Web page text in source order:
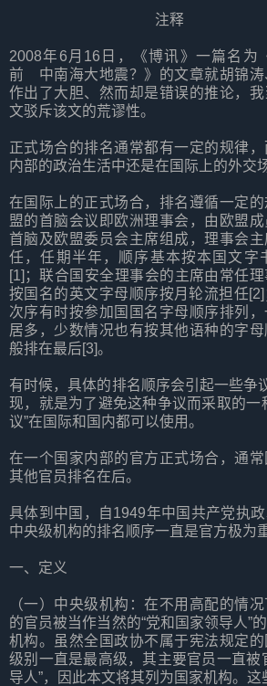
注释
2008年6月16日，《博讯》一篇名为
前 中南海大地震？》的文章就胡锦涛
作出了大胆、然而却是错误的推论，
文驳斥该文的荒谬性。
正式场合的排名通常都有一定的规律
内部的政治生活中还是在国际上的外交
在国际上的正式场合，排名遵循一定
盟的首脑会议即欧洲理事会，由欧盟
首脑及欧盟委员会主席组成，理事会
任，任期半年，顺序基本按本国文字
[1]；联合国安全理事会的主席由常任
按国名的英文字母顺序按月轮流担任
次序有时按参加国国名字母顺序排列
居多，少数情况也有按其他语种的字
般排在最后[3]。
有时候，具体的排名顺序会引起一些争
现，就是为了避免这种争议而采取的一
议”在国际和国内都可以使用。
在一个国家内部的官方正式场合，通常
其他官员排名在后。
具体到中国，自1949年中国共产党执
中央级机构的排名顺序一直是官方极为
一、定义
（一）中央级机构：在不用高配的情
的官员被当作当然的“党和国家领导人”
机构。虽然全国政协不属于宪法规定
级别一直是最高级，其主要官员一直被
导人”，因此本文将其列为国家机构。这